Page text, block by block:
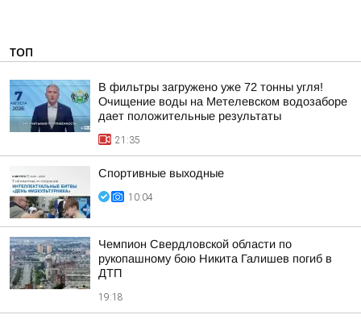
ТОП
В фильтры загружено уже 72 тонны угля!
Очищение воды на Метелевском водозаборе
дает положительные результаты
21:35
Спортивные выходные
10:04
Чемпион Свердловской области по
рукопашному бою Никита Галишев погиб в
ДТП
19:18